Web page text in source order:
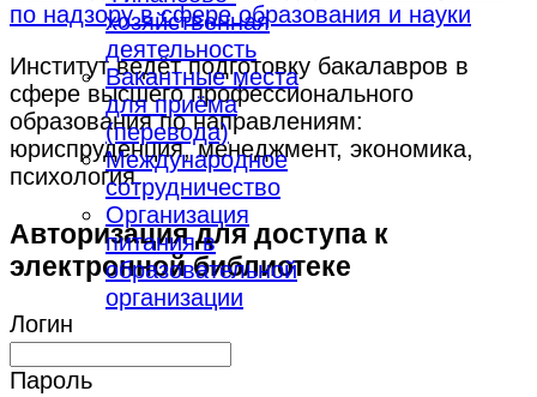
хозяйственная
деятельность
Вакантные места
для приёма
(перевода)
Международное
сотрудничество
Организация
питания в
образовательной
организации
по надзору в сфере образования и науки
Институт ведёт подготовку бакалавров в
сфере высшего профессионального
образования по направлениям:
юриспруденция, менеджмент, экономика,
психология.
Авторизация для доступа к
электронной библиотеке
Логин
Пароль